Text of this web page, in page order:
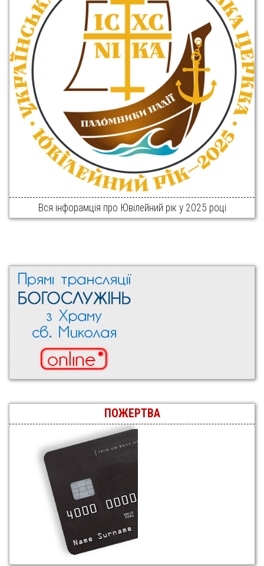
Вся інфорамція про Ювілейний рік у 2025 році
ПОЖЕРТВА